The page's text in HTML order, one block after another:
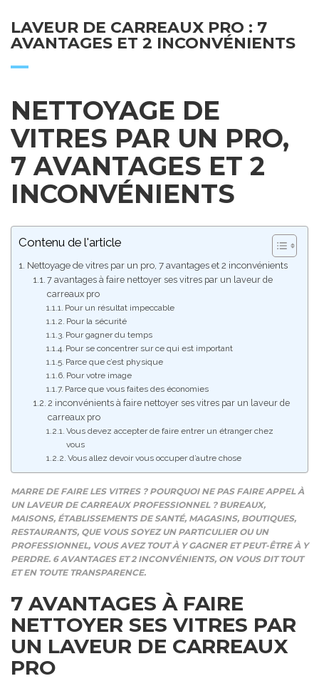
LAVEUR DE CARREAUX PRO : 7
AVANTAGES ET 2 INCONVÉNIENTS
NETTOYAGE DE
VITRES PAR UN PRO,
7 AVANTAGES ET 2
INCONVÉNIENTS
Contenu de l'article
Nettoyage de vitres par un pro, 7 avantages et 2 inconvénients
7 avantages à faire nettoyer ses vitres par un laveur de
carreaux pro
Pour un résultat impeccable
Pour la sécurité
Pour gagner du temps
Pour se concentrer sur ce qui est important
Parce que c’est physique
Pour votre image
Parce que vous faites des économies
2 inconvénients à faire nettoyer ses vitres par un laveur de
carreaux pro
Vous devez accepter de faire entrer un étranger chez
vous
Vous allez devoir vous occuper d’autre chose
MARRE DE FAIRE LES VITRES ? POURQUOI NE PAS FAIRE APPEL À
UN LAVEUR DE CARREAUX PROFESSIONNEL ? BUREAUX,
MAISONS, ÉTABLISSEMENTS DE SANTÉ, MAGASINS, BOUTIQUES,
RESTAURANTS, QUE VOUS SOYEZ UN PARTICULIER OU UN
PROFESSIONNEL, VOUS AVEZ TOUT À Y GAGNER ET PEUT-ÊTRE À Y
PERDRE. 6 AVANTAGES ET 2 INCONVÉNIENTS, ON VOUS DIT TOUT
ET EN TOUTE TRANSPARENCE.
7 AVANTAGES À FAIRE
NETTOYER SES VITRES PAR
UN LAVEUR DE CARREAUX
PRO